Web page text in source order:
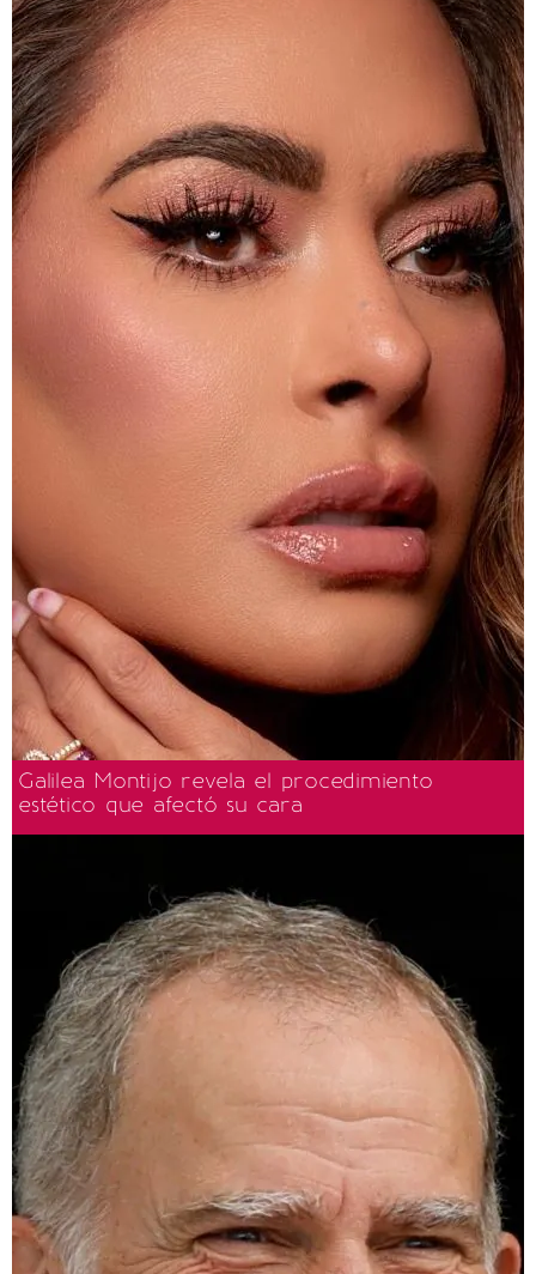
Galilea Montijo revela el procedimiento
estético que afectó su cara